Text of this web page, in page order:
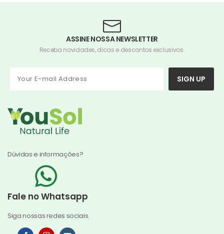
ASSINE NOSSA NEWSLETTER
Receba novidades, dicas e descontos exclusivos.
SIGN UP
Dúvidas e informações?
Fale no Whatsapp
Siga nossas redes sociais.